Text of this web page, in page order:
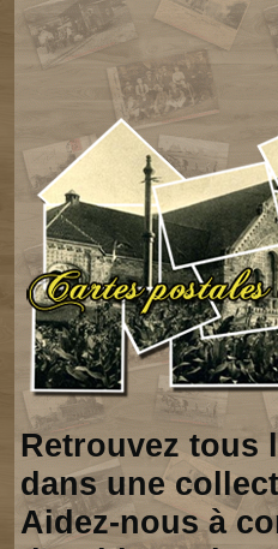
Retrouvez tous
dans une
Aidez-nous à